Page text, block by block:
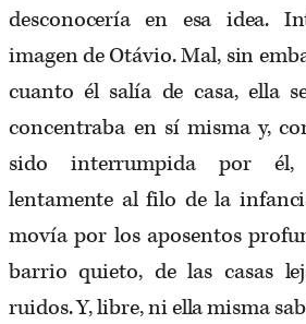
desconocería en esa idea.
imagen de Otávio. Mal, sin
cuanto él salía de casa, ella
concentraba en sí misma y,
sido interrumpida por él,
lentamente al filo de la
movía por los aposentos
barrio quieto, de las casas
ruidos. Y, libre, ni ella misma